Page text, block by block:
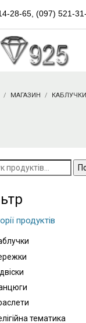
28-65, (097) 521-
МАГАЗИН КАБЛУЧКИ
продуктів
тематика